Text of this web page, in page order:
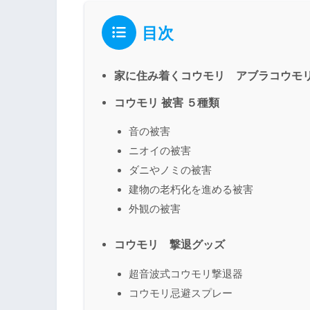
目次
家に住み着くコウモリ アブラコウモ
コウモリ 被害 ５種類
音の被害
ニオイの被害
ダニやノミの被害
建物の老朽化を進める被害
外観の被害
コウモリ 撃退グッズ
超音波式コウモリ撃退器
コウモリ忌避スプレー